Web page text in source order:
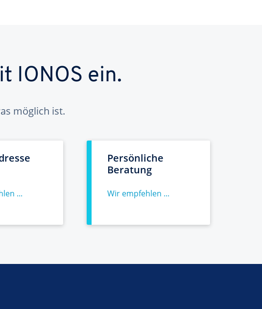
IONOS ein.
möglich ist.
...
Persönliche
Beratung
Wir empfehlen ...